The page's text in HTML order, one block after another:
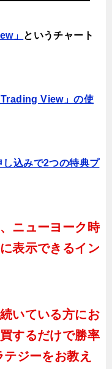
」 というチャート
View」の使
込みで2つの特典プ
ニューヨーク時
表示できるイン
いている方にお
するだけで勝率
ジーをお教え